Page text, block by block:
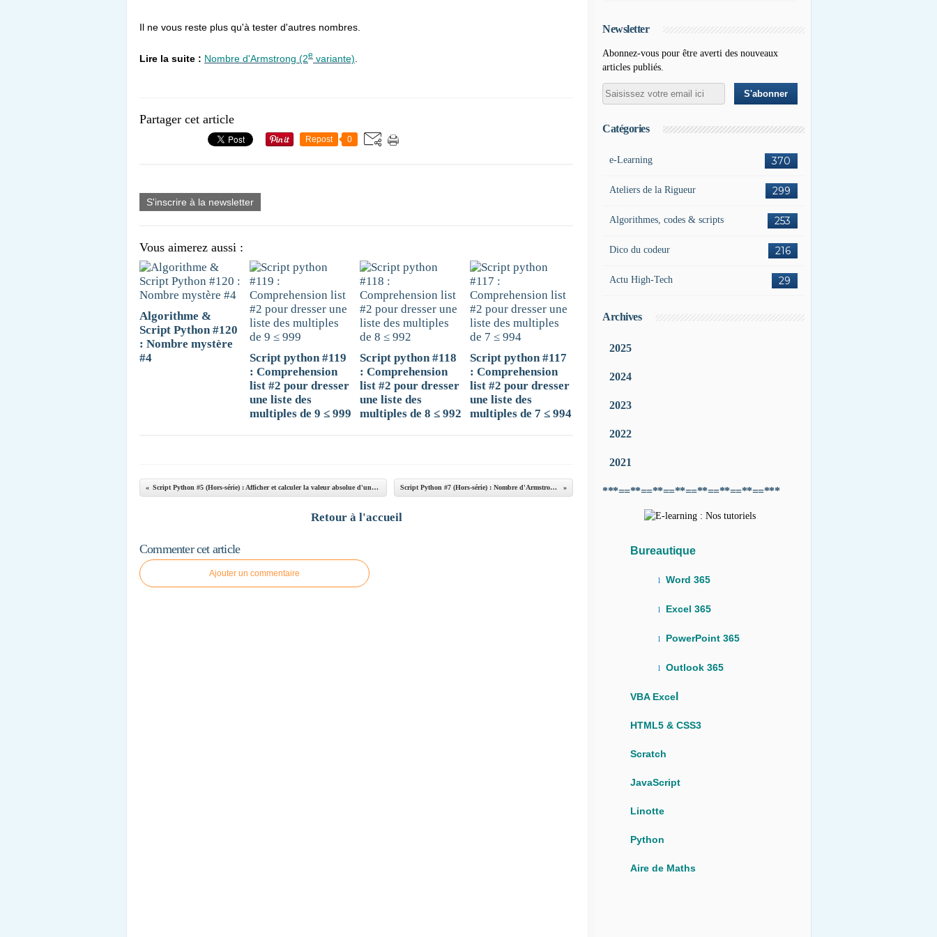
Il ne vous reste plus qu'à tester d'autres nombres.
Lire la suite : Nombre d'Armstrong (2e variante).
Partager cet article
Repost 0
S'inscrire à la newsletter
Vous aimerez aussi :
Algorithme &
Script Python #120
: Nombre mystère
#4
Script python #119
: Comprehension
list #2 pour dresser
une liste des
multiples de 9 ≤ 999
Script python #118
: Comprehension
list #2 pour dresser
une liste des
multiples de 8 ≤ 992
Script python #117
: Comprehension
list #2 pour dresser
une liste des
multiples de 7 ≤ 994
Script Python #5 (Hors-série) : Afficher et calculer la valeur absolue d'un nombre #5 (2e variante) Script Python #7 (Hors-série) : Nombre d'Armstrong #7 (2e variante)
Retour à l'accueil
Commenter cet article
Ajouter un commentaire
Newsletter
Abonnez-vous pour être averti des nouveaux
articles publiés.
Catégories
370
e-Learning
299
Ateliers de la Rigueur
253
Algorithmes, codes & scripts
216
Dico du codeur
29
Actu High-Tech
Archives
2025
2024
2023
2022
2021
***==**==**==**==**==**==**==***
Bureautique
l Word 365
l Excel 365
l PowerPoint 365
l Outlook 365
VBA Exce
HTML5 & CSS3
Scratch
JavaScript
Linotte
Python
Aire de Maths